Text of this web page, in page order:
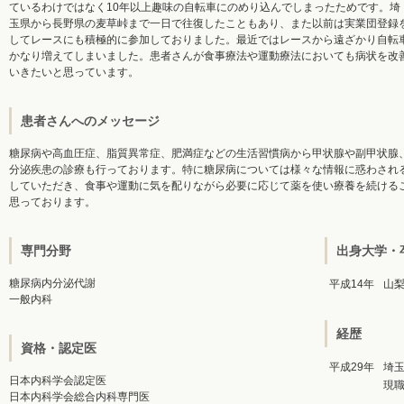
ているわけではなく10年以上趣味の自転車にのめり込んでしまったためです。埼
玉県から長野県の麦草峠まで一日で往復したこともあり、また以前は実業団登録
してレースにも積極的に参加しておりました。最近ではレースから遠ざかり自
かなり増えてしまいました。患者さんが食事療法や運動療法においても病状を
いきたいと思っています。
患者さんへのメッセージ
糖尿病や高血圧症、脂質異常症、肥満症などの生活習慣病から甲状腺や副甲状
分泌疾患の診療も行っております。特に糖尿病については様々な情報に惑わさ
していただき、食事や運動に気を配りながら必要に応じて薬を使い療養を続け
思っております。
専門分野
糖尿病内分泌代謝
一般内科
資格・認定医
日本内科学会認定医
日本内科学会総合内科専門医
出身大学・
平成14年 山
経歴
平成29年
埼
現